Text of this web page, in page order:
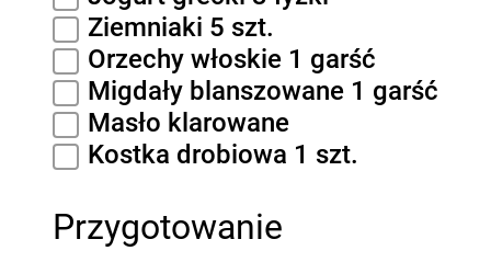
Ziemniaki 5 szt.
Orzechy włoskie 1 garść
Migdały blanszowane 1 garść
Masło klarowane
Kostka drobiowa 1 szt.
Przygotowanie